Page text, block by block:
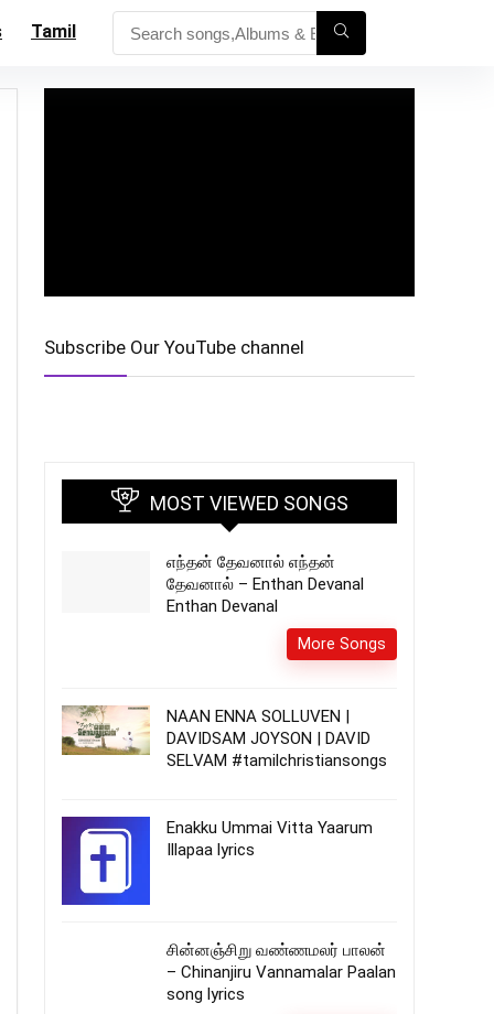
Tamil
Subscribe Our YouTube channel
MOST VIEWED SONGS
எந்தன் தேவனால் எந்தன்
தேவனால் – Enthan Devanal
Enthan Devanal
More Songs
NAAN ENNA SOLLUVEN |
DAVIDSAM JOYSON | DAVID
SELVAM #tamilchristiansongs
Enakku Ummai Vitta Yaarum
Illapaa lyrics
சின்னஞ்சிறு வண்ணமலர் பாலன்
– Chinanjiru Vannamalar Paalan
song lyrics